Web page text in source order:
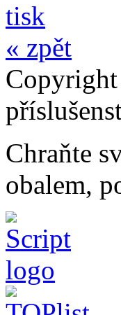
tisk
« zpět
Chraňte
obalem,